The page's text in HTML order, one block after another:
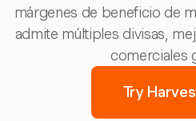
márgenes de beneficio de
admite múltiples divisas,
comerciales
Try